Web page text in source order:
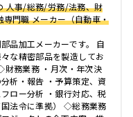
人事/総務/労務/法務、財
門職 メーカー（自動車・
品加工メーカーです。 自
な精密部品を製造してお
財務業務 ・月次・年次決
析・報告 ・予算策定、資
ロー分析 ・銀行対応、税
法令に準拠） ◇総務業務